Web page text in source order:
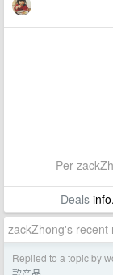
Per
Deals
zackZhong's recent
Replied to a topic by